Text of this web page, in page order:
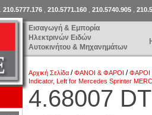
Εισαγωγή & Εμπορία
Ηλεκτρινών Ειδών
Αυτοκινήτου & Μηχανημάτων
210.5777.176 210.5771.160 210.5740.905
Αρχική Σελίδα /ΦΑΝΟΙ & ΦΑΡΟΙ /ΦΑΡΟΙ
Indicator, Left for Mercedes Sprinter
4.68007